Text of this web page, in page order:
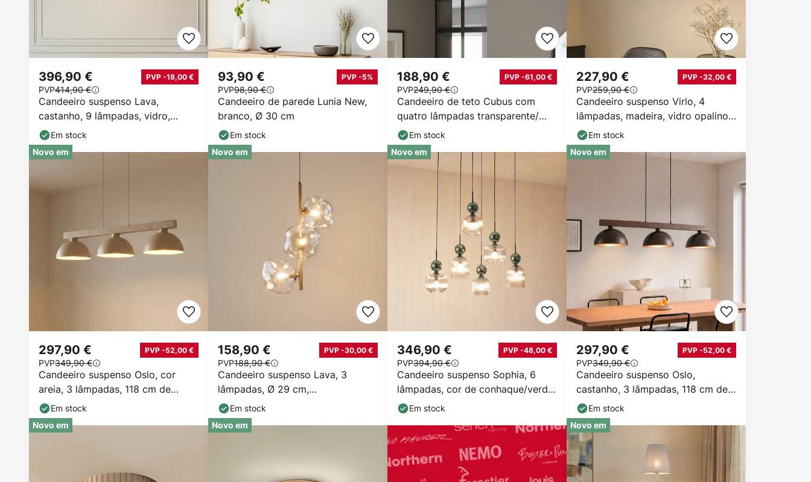
Candeeiro suspenso Lava,
castanho, 9 lâmpadas, vidro,
comprimento 116 cm, G9
396,90 € PVP -18,00 €
PVP414,90 €
Em stock
Candeeiro de parede Lunia New,
branco, Ø 30 cm
93,90 € PVP -5%
PVP98,90 €
Em stock
Candeeiro de teto Cubus com
quatro lâmpadas transparente/
âmbar/cinzento
188,90 € PVP -61,00 €
PVP249,90 €
Em stock
Candeeiro suspenso Virlo, 4
lâmpadas, madeira, vidro opalino,
comprimento 95 cm
227,90 € PVP -32,00 €
PVP259,90 €
Em stock
Novo em
Candeeiro suspenso Oslo, cor
areia, 3 lâmpadas, 118 cm de
comprimento, E27
297,90 € PVP -52,00 €
PVP349,90 €
Em stock
Novo em
Candeeiro suspenso Lava, 3
lâmpadas, Ø 29 cm,
areia/conhaque, G9
158,90 € PVP -30,00 €
PVP188,90 €
Em stock
Novo em
Candeeiro suspenso Sophia, 6
lâmpadas, cor de conhaque/verde,
65 cm de
346,90 € PVP -48,00 €
PVP394,90 €
Em stock
Novo em
Candeeiro suspenso Oslo,
castanho, 3 lâmpadas, 118 cm de
comprimento, E27
297,90 € PVP -52,00 €
PVP349,90 €
Em stock
Novo em Novo em Novo em